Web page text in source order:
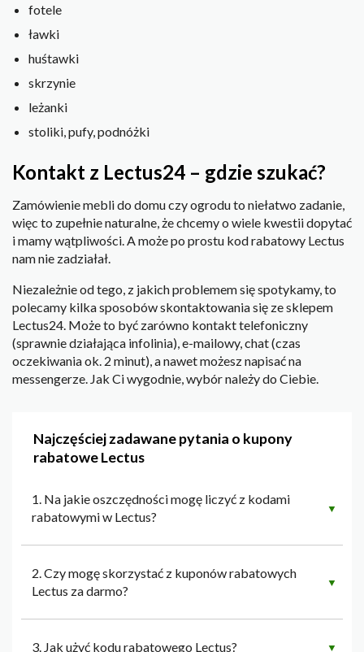
fotele
ławki
huśtawki
skrzynie
leżanki
stoliki, pufy, podnóżki
Kontakt z Lectus24 – gdzie szukać?
Zamówienie mebli do domu czy ogrodu to niełatwo zadanie,
więc to zupełnie naturalne, że chcemy o wiele kwestii dopytać
i mamy wątpliwości. A może po prostu kod rabatowy Lectus
nam nie zadziałał.
Niezależnie od tego, z jakich problemem się spotykamy, to
polecamy kilka sposobów skontaktowania się ze sklepem
Lectus24. Może to być zarówno kontakt telefoniczny
(sprawnie działająca infolinia), e-mailowy, chat (czas
oczekiwania ok. 2 minut), a nawet możesz napisać na
messengerze. Jak Ci wygodnie, wybór należy do Ciebie.
Najczęściej zadawane pytania o kupony
rabatowe Lectus
1. Na jakie oszczędności mogę liczyć z kodami
rabatowymi w Lectus?
▼
2. Czy mogę skorzystać z kuponów rabatowych
Lectus za darmo?
▼
3. Jak użyć kodu rabatowego Lectus? ▼